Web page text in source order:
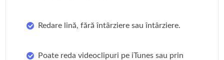
Redare lină, fără întârziere sau întârziere.
Poate reda videoclipuri pe iTunes sau prin